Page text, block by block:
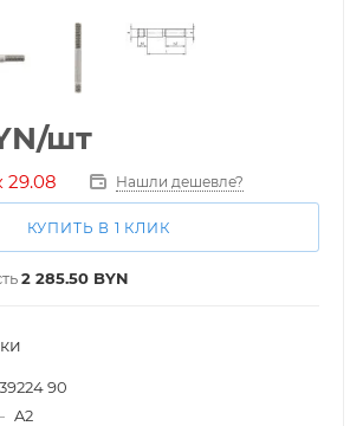
/шт
29.08 Нашли дешевле?
КУПИТЬ В 1 КЛИК
2 285.50 BYN
90
A2